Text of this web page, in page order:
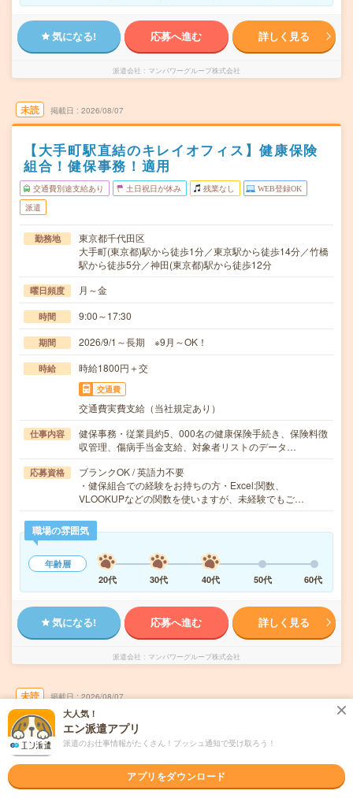
気になる! 応募へ進む 詳しく見る
派遣会社 マンパワーグループ株式会社
未読 掲載日 2026/08/07
【大手町駅直結のキレイオフィス】健康保険
組合！健保事務！適用
交通費別途支給あり 土日祝日が休み 残業なし WEB登録OK
派遣
勤務地
東京都千代田区
大手町(東京都)駅から徒歩1分／東京駅から徒歩14分／竹橋
駅から徒歩5分／神田(東京都)駅から徒歩12分
曜日頻度 月～金
時間 9:00～17:30
期間 2026/9/1～長期 ※9月～OK！
時給 時給1800円＋交
交通費
交通費実費支給（当社規定あり）
仕事内容
健保事務・従業員約5、000名の健康保険手続き、保険料徴
収管理、傷病手当金支給、対象者リストのデータ…
応募資格
ブランクOK / 英語力不要
・健保組合での経験をお持ちの方・Excel:関数、
VLOOKUPなどの関数を使いますが、未経験でもご…
職場の雰囲気
年齢層
20代
30代 40代 50代 60代
気になる! 応募へ進む 詳しく見る
派遣会社 マンパワーグループ株式会社
未読 掲載日 2026/08/07
在宅OK！(大崎)大手シンクタンクにて経験不
問採用サポート！9月
土日祝日が休み 残業なし
大人気！
エン派遣アプリ
派遣のお仕事情報がたくさん！プッシュ通知で受け取ろう！
アプリをダウンロード